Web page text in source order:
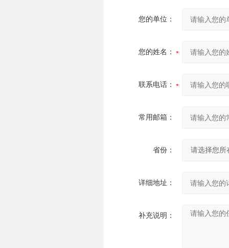
您的单位：
您的姓名：
联系电话：
常用邮箱：
省份：
详细地址：
补充说明：